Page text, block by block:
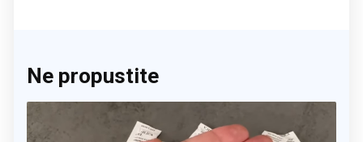
Ne propustite